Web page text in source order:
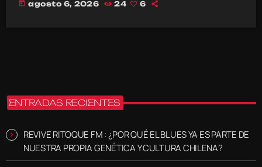
today agosto 6, 2026 24 6
ENTRADAS RECIENTES
REVIVE RITOQUE FM : ¿POR QUÉ EL BLUES YA ES PARTE DE
NUESTRA PROPIA GENÉTICA Y CULTURA CHILENA?